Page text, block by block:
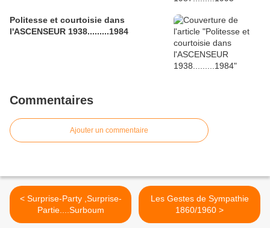
Politesse et courtoisie dans
l'ASCENSEUR 1938.........1984
Commentaires
Ajouter un commentaire
< Surprise-Party ,Surprise-
Partie....Surboum
Les Gestes de Sympathie
1860/1960 >